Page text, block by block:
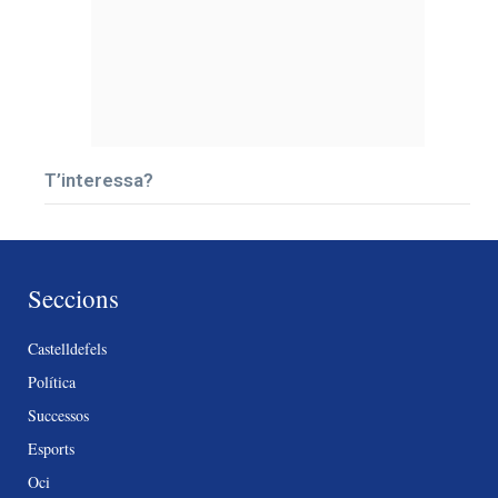
T’interessa?
Seccions
Castelldefels
Política
Successos
Esports
Oci